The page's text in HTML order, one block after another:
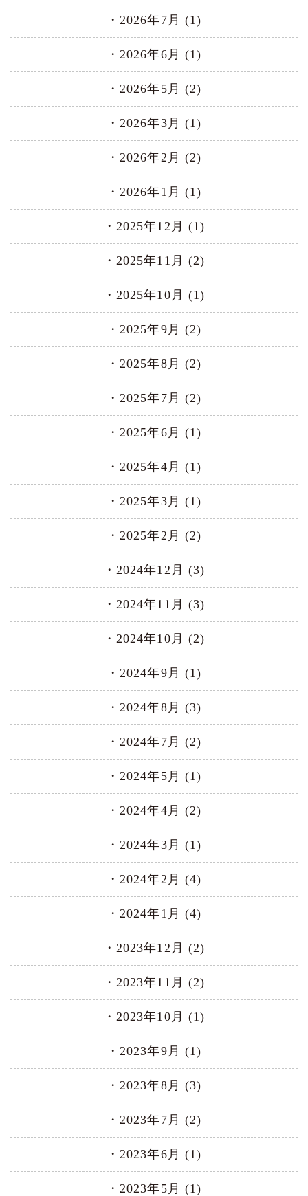
2026年7月 (1)
2026年6月 (1)
2026年5月 (2)
2026年3月 (1)
2026年2月 (2)
2026年1月 (1)
2025年12月 (1)
2025年11月 (2)
2025年10月 (1)
2025年9月 (2)
2025年8月 (2)
2025年7月 (2)
2025年6月 (1)
2025年4月 (1)
2025年3月 (1)
2025年2月 (2)
2024年12月 (3)
2024年11月 (3)
2024年10月 (2)
2024年9月 (1)
2024年8月 (3)
2024年7月 (2)
2024年5月 (1)
2024年4月 (2)
2024年3月 (1)
2024年2月 (4)
2024年1月 (4)
2023年12月 (2)
2023年11月 (2)
2023年10月 (1)
2023年9月 (1)
2023年8月 (3)
2023年7月 (2)
2023年6月 (1)
2023年5月 (1)